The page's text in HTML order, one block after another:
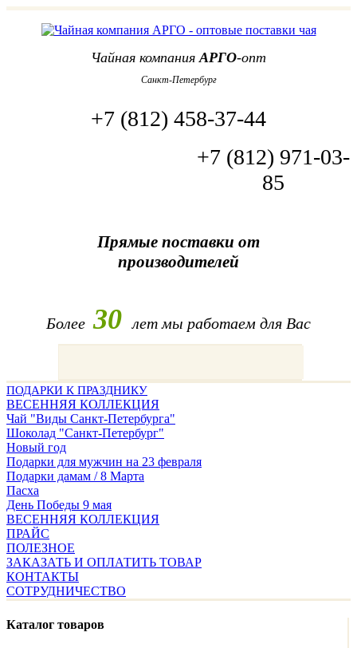
Чайная компанияАРГО-опт
Санкт-Петербург
+7 (812) 458-37-44
+7 (812) 971-03-
85
Прямые поставки от
производителей
Более30 летмы работаем для Вас
ПОДАРКИ К ПРАЗДНИКУ
ВЕСЕННЯЯ КОЛЛЕКЦИЯ
Чай "Виды Санкт-Петербурга"
Шоколад "Санкт-Петербург"
Новый год
Подарки для мужчин на 23 февраля
Подарки дамам / 8 Марта
Пасха
День Победы 9 мая
ВЕСЕННЯЯ КОЛЛЕКЦИЯ
ПРАЙС
ПОЛЕЗНОЕ
ЗАКАЗАТЬ И ОПЛАТИТЬ ТОВАР
КОНТАКТЫ
СОТРУДНИЧЕСТВО
Каталог товаров